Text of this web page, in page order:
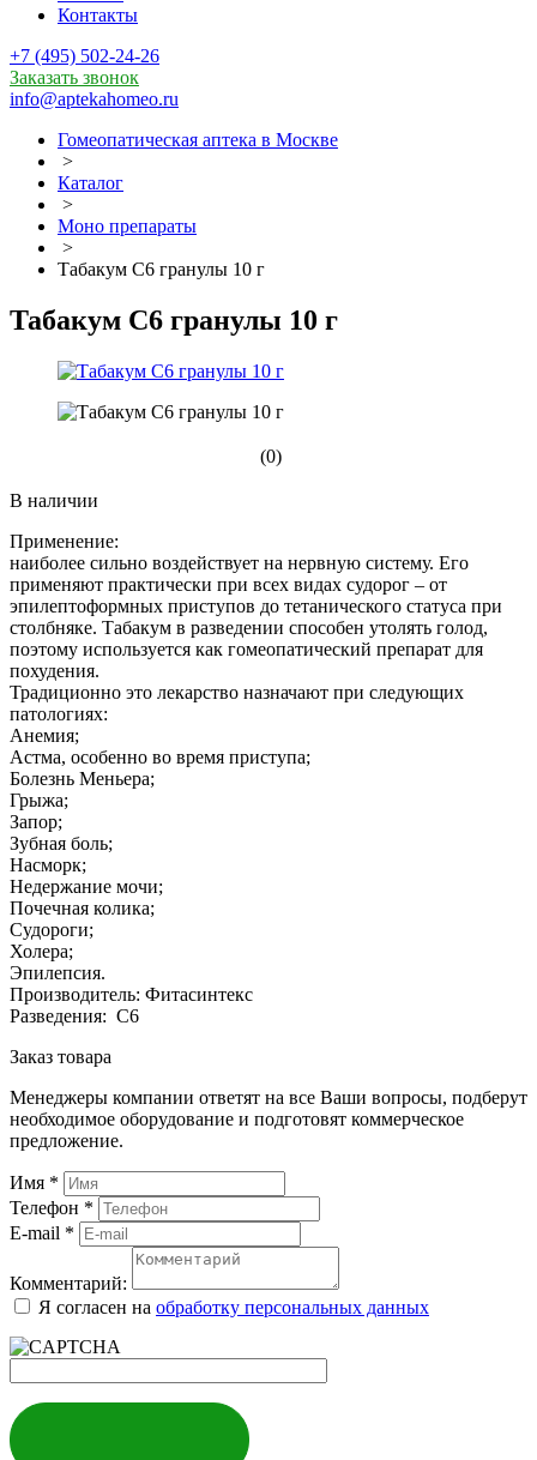
Контакты
+7 (495) 502-24-26
Заказать звонок
info@aptekahomeo.ru
Гомеопатическая аптека в Москве
>
Каталог
>
Моно препараты
>
Табакум С6 гранулы 10 г
Табакум С6 гранулы 10 г
(0)
В наличии
Применение:
наиболее сильно воздействует на нервную систему. Его
применяют практически при всех видах судорог – от
эпилептоформных приступов до тетанического статуса при
столбняке. Табакум в разведении способен утолять голод,
поэтому используется как гомеопатический препарат для
похудения.
Традиционно это лекарство назначают при следующих
патологиях:
Анемия;
Астма, особенно во время приступа;
Болезнь Меньера;
Грыжа;
Запор;
Зубная боль;
Насморк;
Недержание мочи;
Почечная колика;
Судороги;
Холера;
Эпилепсия.
Производитель: Фитасинтекс
Разведения: С6
Заказ товара
Менеджеры компании ответят на все Ваши вопросы, подберут
необходимое оборудование и подготовят коммерческое
предложение.
Имя *
Телефон *
E-mail *
Комментарий:
Я согласен на обработку персональных данных